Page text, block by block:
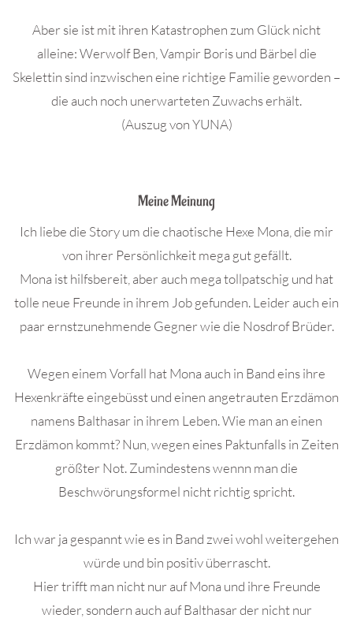
Aber sie ist mit ihren Katastrophen zum Glück nicht
alleine: Werwolf Ben, Vampir Boris und Bärbel die
Skelettin sind inzwischen eine richtige Familie geworden –
die auch noch unerwarteten Zuwachs erhält.
(Auszug von YUNA)
Meine Meinung
Ich liebe die Story um die chaotische Hexe Mona, die mir
von ihrer Persönlichkeit mega gut gefällt.
Mona ist hilfsbereit, aber auch mega tollpatschig und hat
tolle neue Freunde in ihrem Job gefunden. Leider auch ein
paar ernstzunehmende Gegner wie die Nosdrof Brüder.
Wegen einem Vorfall hat Mona auch in Band eins ihre
Hexenkräfte eingebüsst und einen angetrauten Erzdämon
namens Balthasar in ihrem Leben. Wie man an einen
Erzdämon kommt? Nun, wegen eines Paktunfalls in Zeiten
größter Not. Zumindestens wennn man die
Beschwörungsformel nicht richtig spricht.
Ich war ja gespannt wie es in Band zwei wohl weitergehen
würde und bin positiv überrascht.
Hier trifft man nicht nur auf Mona und ihre Freunde
wieder, sondern auch auf Balthasar der nicht nur